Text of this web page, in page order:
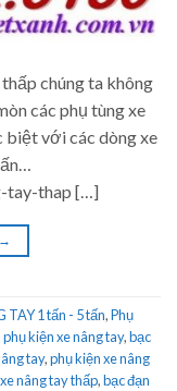
chúng ta không
các phụ tùng xe
biệt với các dòng xe
tay-thap […]
→
TAY 1 tấn - 5 tấn,Phụ
phụ kiện xe nâng tay,bạc
tay,phụ kiện xe nâng
nâng tay thấp,bạc đạn